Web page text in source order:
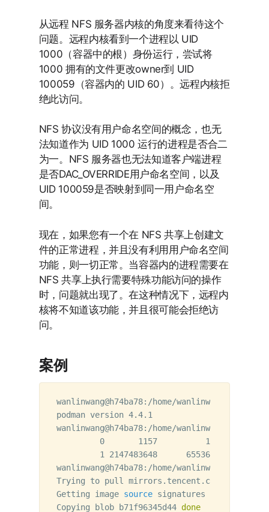
从远程 NFS 服务器内核的角度来看待这个
问题。远程内核看到一个进程以 UID
1000（容器中的根）身份运行，尝试将
1000 拥有的文件更改owner到 UID
100059（容器内的 UID 60）。远程内核拒
绝此访问。
NFS 协议没有用户命名空间的概念，也无
法知道作为 UID 1000 运行的进程是否合二
为一。NFS 服务器也无法知道客户端进程
是否DAC_OVERRIDE用户命名空间，以及
UID 100059是否映射到同一用户命名空
间。
现在，如果您有一个在 NFS 共享上创建文
件的正常进程，并且没有利用用户命名空间
功能，则一切正常。当容器内的进程需要在
NFS 共享上执行需要特殊功能访问的操作
时，问题就出现了。在这种情况下，远程内
核将不知道该功能，并且很可能会拒绝访
问。
案例
wanlinwang@h74ba78:/home/wanlinwang/ podman
podman version 4.4.1
wanlinwang@h74ba78:/home/wanlinwang/
         0       1157          1
         1 2147483648      65536
wanlinwang@h74ba78:/home/wanlinwang/
Trying to pull mirrors.tencent.com/sysbox/
Getting image source signatures
Copying blob b71f96345d44